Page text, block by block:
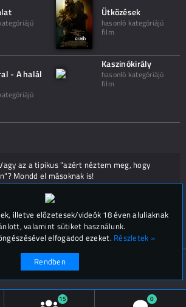
Ütközések
hasonló kategóriájú
film
- A halál
Kaszinókirály
hasonló kategóriájú
film
az a tipikus "azért néztem meg, hogy
Mondd el másoknak is!
Hozzászólások (
15 0
2019-2026
Kapcsolat, impresszum
illetve előzetesek/videók 18 éven aluliaknak
valamint sütiket használunk.
elfogadod ezeket. Részletek »
Rendben